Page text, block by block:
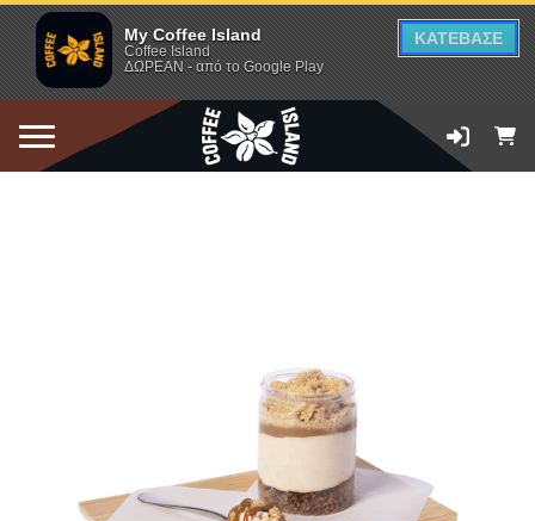
My Coffee Island
Coffee Island
ΔΩΡΕΑΝ - από το Google Play
ΚΑΤΕΒΑΣΕ